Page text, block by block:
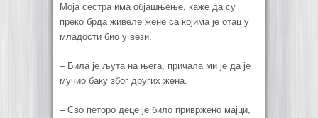
Моја сестра има објашњење, каже да су
преко брда живеле жене са којима је отац у
младости био у вези.
–Била је љута на њега, причала ми је да је
мучио баку због других жена.
–Сво петоро деце је било привржено мајци,